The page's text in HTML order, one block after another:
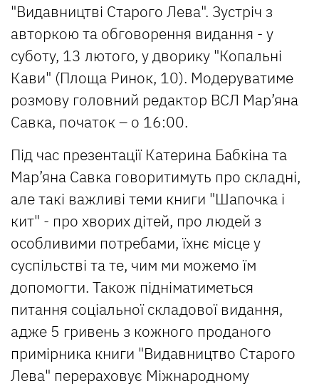
"Видавництві Старого Лева". Зустріч з
авторкою та обговорення видання - у
суботу, 13 лютого, у дворику "Копальні
Кави" (Площа Ринок, 10). Модеруватиме
розмову головний редактор ВСЛ Мар’яна
Савка, початок – о 16:00.
Під час презентації Катерина Бабкіна та
Мар’яна Савка говоритимуть про складні,
але такі важливі теми книги "Шапочка і
кит" - про хворих дітей, про людей з
особливими потребами, їхнє місце у
суспільстві та те, чим ми можемо їм
допомогти. Також підніматиметься
питання соціальної складової видання,
адже 5 гривень з кожного проданого
примірника книги "Видавництво Старого
Лева" перераховує Міжнародному